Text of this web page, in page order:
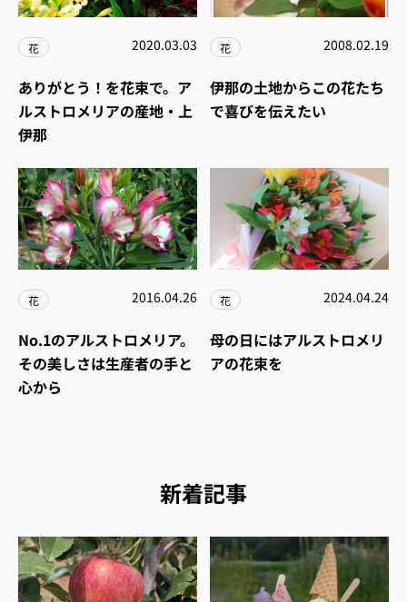
花 2020.03.03
ありがとう！を花束で。ア
ルストロメリアの産地・上
伊那
花 2008.02.19
伊那の土地からこの花たち
で喜びを伝えたい
花 2016.04.26
No.1のアルストロメリア。
その美しさは生産者の手と
心から
花 2024.04.24
母の日にはアルストロメリ
アの花束を
新着記事